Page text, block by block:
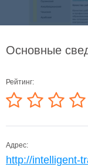
Основные
Рейтинг:
Адрес:
http://intelligent-